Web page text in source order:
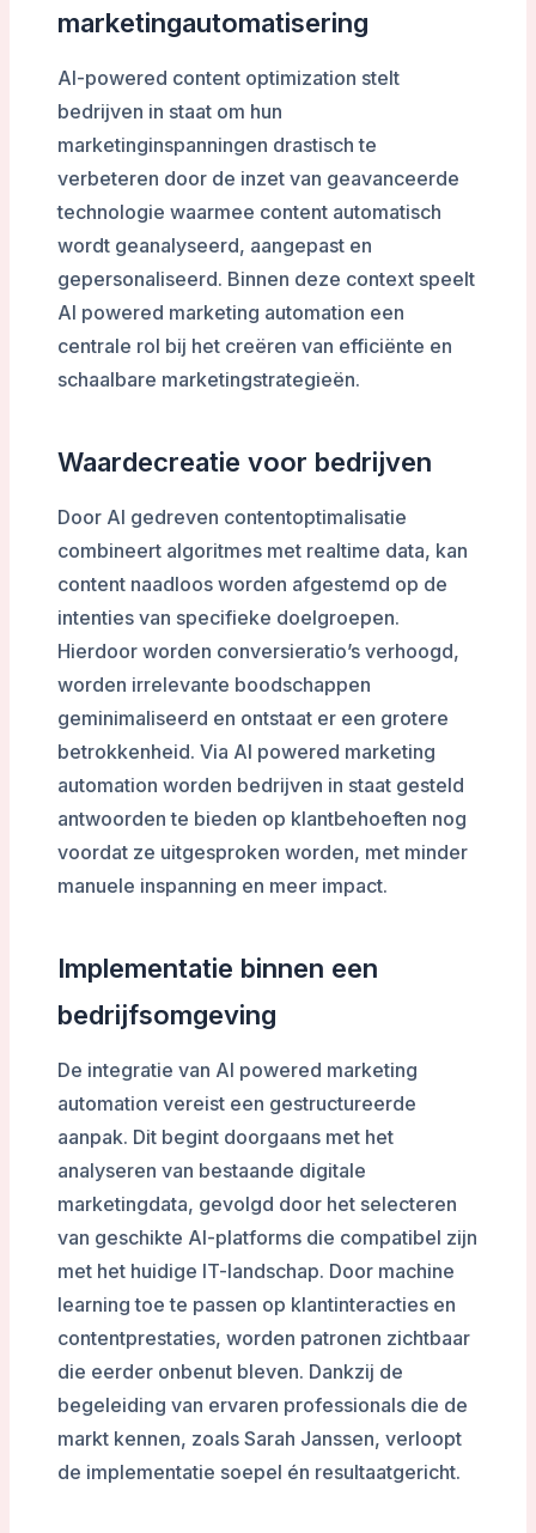
marketingautomatisering
AI-powered content optimization stelt
bedrijven in staat om hun
marketinginspanningen drastisch te
verbeteren door de inzet van geavanceerde
technologie waarmee content automatisch
wordt geanalyseerd, aangepast en
gepersonaliseerd. Binnen deze context speelt
AI powered marketing automation een
centrale rol bij het creëren van efficiënte en
schaalbare marketingstrategieën.
Waardecreatie voor bedrijven
Door AI gedreven contentoptimalisatie
combineert algoritmes met realtime data, kan
content naadloos worden afgestemd op de
intenties van specifieke doelgroepen.
Hierdoor worden conversieratio’s verhoogd,
worden irrelevante boodschappen
geminimaliseerd en ontstaat er een grotere
betrokkenheid. Via AI powered marketing
automation worden bedrijven in staat gesteld
antwoorden te bieden op klantbehoeften nog
voordat ze uitgesproken worden, met minder
manuele inspanning en meer impact.
Implementatie binnen een
bedrijfsomgeving
De integratie van AI powered marketing
automation vereist een gestructureerde
aanpak. Dit begint doorgaans met het
analyseren van bestaande digitale
marketingdata, gevolgd door het selecteren
van geschikte AI-platforms die compatibel zijn
met het huidige IT-landschap. Door machine
learning toe te passen op klantinteracties en
contentprestaties, worden patronen zichtbaar
die eerder onbenut bleven. Dankzij de
begeleiding van ervaren professionals die de
markt kennen, zoals Sarah Janssen, verloopt
de implementatie soepel én resultaatgericht.